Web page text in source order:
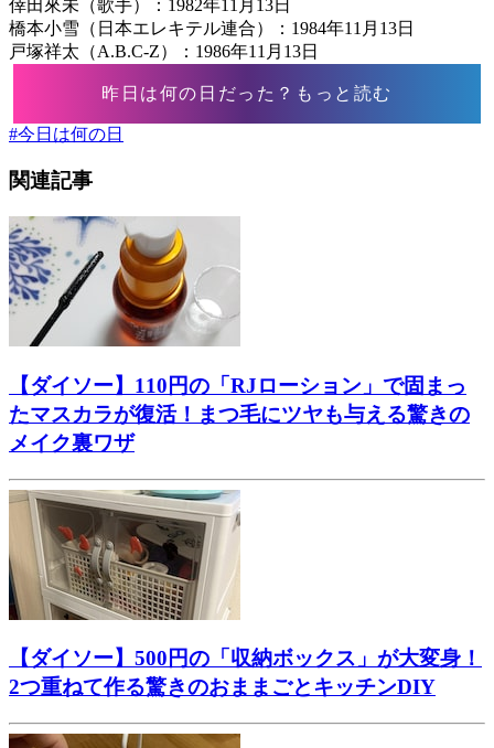
倖田來未（歌手）：1982年11月13日
橋本小雪（日本エレキテル連合）：1984年11月13日
戸塚祥太（A.B.C-Z）：1986年11月13日
昨日は何の日だった？もっと読む
#今日は何の日
関連記事
【ダイソー】110円の「RJローション」で固まっ
たマスカラが復活！まつ毛にツヤも与える驚きの
メイク裏ワザ
【ダイソー】500円の「収納ボックス」が大変身！
2つ重ねて作る驚きのおままごとキッチンDIY